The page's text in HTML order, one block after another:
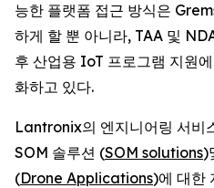
능한 플랫폼 접근 방식은
하게 할 뿐 아니라, TAA 및
후 산업용 IoT 프로그램 지원
화하고 있다.
Lantronix의 엔지니어링 서비
SOM 솔루션 (SOM solutions)
(Drone Applications)에 대한